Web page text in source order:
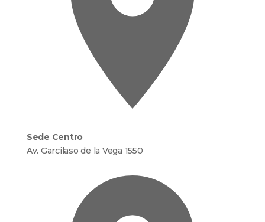
Sede Centro
Av. Garcilaso de la Vega 1550